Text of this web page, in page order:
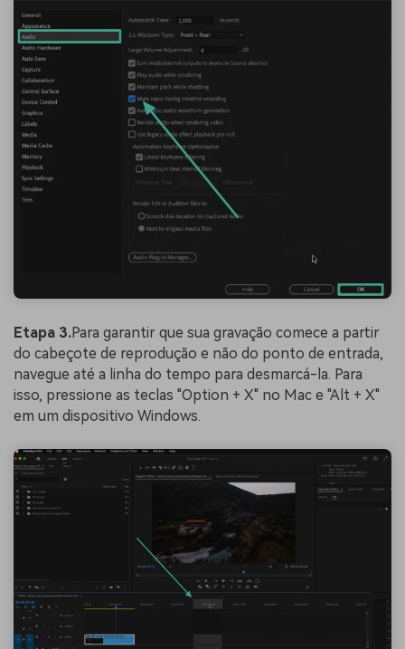
Etapa 3.Para garantir que sua gravação comece a partir
do cabeçote de reprodução e não do ponto de entrada,
navegue até a linha do tempo para desmarcá-la. Para
isso, pressione as teclas "Option + X" no Mac e "Alt + X"
em um dispositivo Windows.